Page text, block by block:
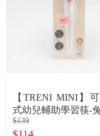
【TRENI MINI】
式幼兒輔助學習筷-
$139